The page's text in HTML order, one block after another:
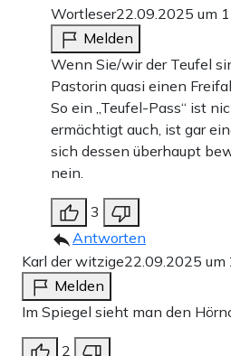
Wortleser22.09.2025 um
Melden
Wenn Sie/wir der Teufel
Pastorin quasi einen
So ein „Teufel-Pass“ ist
ermächtigt auch, ist gar
sich dessen überhaupt
nein.
3
Antworten
Karl der witzige22.09.2025 um
Melden
Im Spiegel sieht man den
2